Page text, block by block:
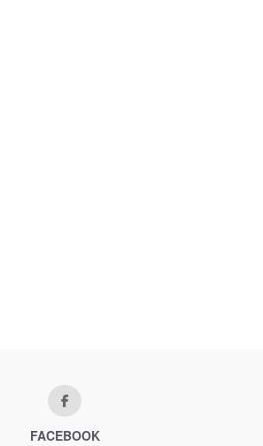
FACEBOOK